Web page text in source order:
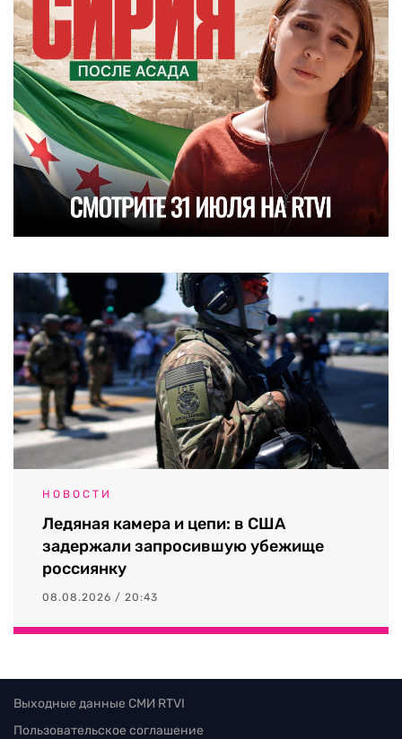
НОВОСТИ
Ледяная камера и цепи: в США
задержали запросившую убежище
россиянку
08.08.2026 / 20:43
Выходные данные СМИ RTVI
Пользовательское соглашение